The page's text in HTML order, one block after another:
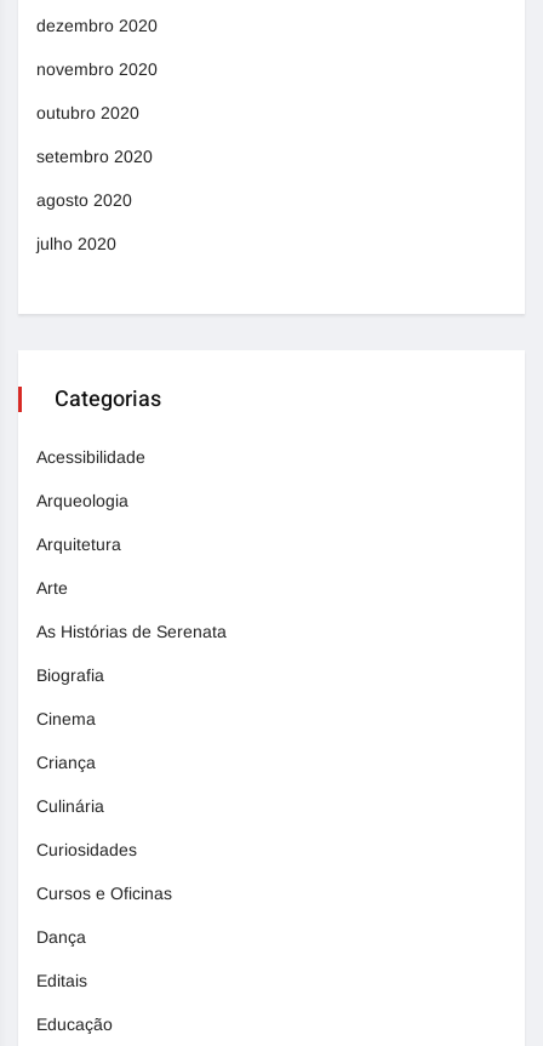
dezembro 2020
novembro 2020
outubro 2020
setembro 2020
agosto 2020
julho 2020
Categorias
Acessibilidade
Arqueologia
Arquitetura
Arte
As Histórias de Serenata
Biografia
Cinema
Criança
Culinária
Curiosidades
Cursos e Oficinas
Dança
Editais
Educação